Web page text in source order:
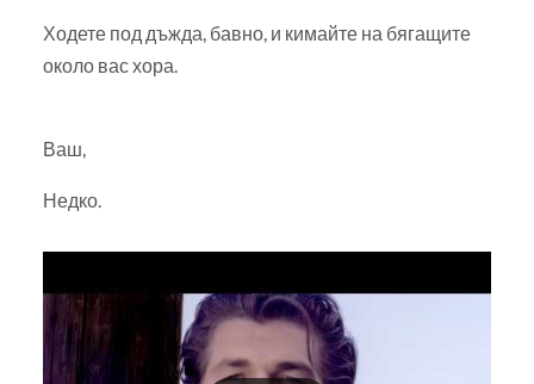
Ходете под дъжда, бавно, и кимайте на бягащите
около вас хора.
Ваш,
Недко.